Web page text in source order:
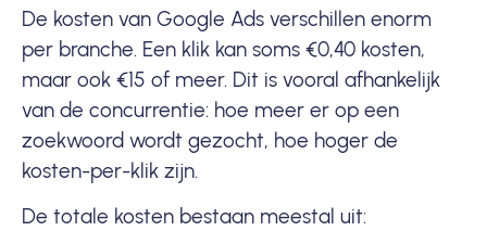
De kosten van Google Ads verschillen enorm
per branche. Een klik kan soms €0,40 kosten,
maar ook €15 of meer. Dit is vooral afhankelijk
van de concurrentie: hoe meer er op een
zoekwoord wordt gezocht, hoe hoger de
kosten-per-klik zijn.
De totale kosten bestaan meestal uit: